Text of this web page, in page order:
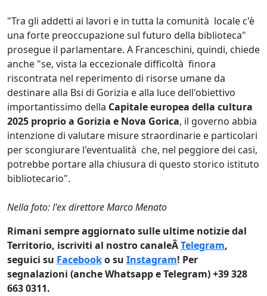
"Tra gli addetti ai lavori e in tutta la comunità locale c'è
una forte preoccupazione sul futuro della biblioteca"
prosegue il parlamentare. A Franceschini, quindi, chiede
anche "se, vista la eccezionale difficoltà finora
riscontrata nel reperimento di risorse umane da
destinare alla Bsi di Gorizia e alla luce dell'obiettivo
importantissimo della Capitale europea della cultura
2025 proprio a Gorizia e Nova Gorica, il governo abbia
intenzione di valutare misure straordinarie e particolari
per scongiurare l'eventualità che, nel peggiore dei casi,
potrebbe portare alla chiusura di questo storico istituto
bibliotecario".
Nella foto: l'ex direttore Marco Menato
Rimani sempre aggiornato sulle ultime notizie dal
Territorio, iscriviti al nostro canaleÂTelegram,
seguici su Facebooko su Instagram! Per
segnalazioni (anche Whatsapp e Telegram) +39 328
663 0311.